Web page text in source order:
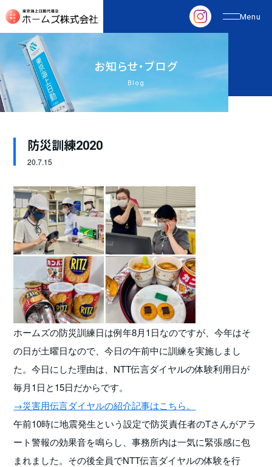
お知らせ・ブログ
Blog
防災訓練2020
20.7.15
ホームズの防災訓練日は例年8月1日なのですが、今年はそ
の日が土曜日なので、今日の午前中に訓練を実施しまし
た。今日にした理由は、NTT伝言ダイヤルの体験利用日が
毎月1日と15日だからです。
→災害用伝言ダイヤルの紹介記事はこちら。
午前10時に地震発生という設定で防災責任者のTさんがアラ
ート警報の効果音を鳴らし、事務所内は一気に緊張感に包
まれました。その後全員でNTT伝言ダイヤルの体験を行